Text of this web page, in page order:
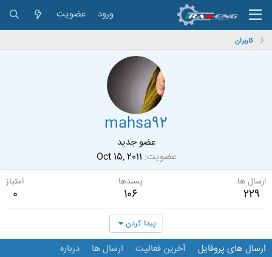
ورود عضویت
کاربران
mahsa92
عضو جدید
عضویت Oct 15, 2011
ارسال ها
229
پسندها
106
امتیاز
0
پیدا کردن
ارسال های پروفایل آخرین فعالیت ارسال ها درباره